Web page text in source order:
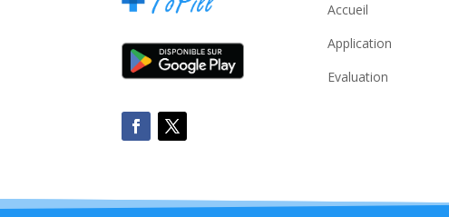
Accueil
Application
Evaluation